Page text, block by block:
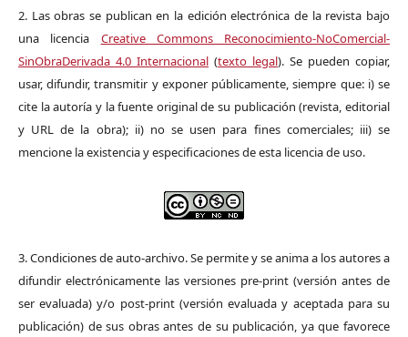
2. Las obras se publican en la edición electrónica de la revista bajo
una licencia Creative Commons Reconocimiento-NoComercial-
SinObraDerivada 4.0 Internacional (texto legal). Se pueden copiar,
usar, difundir, transmitir y exponer públicamente, siempre que: i) se
cite la autoría y la fuente original de su publicación (revista, editorial
y URL de la obra); ii) no se usen para fines comerciales; iii) se
mencione la existencia y especificaciones de esta licencia de uso.
3. Condiciones de auto-archivo. Se permite y se anima a los autores a
difundir electrónicamente las versiones pre-print (versión antes de
ser evaluada) y/o post-print (versión evaluada y aceptada para su
publicación) de sus obras antes de su publicación, ya que favorece